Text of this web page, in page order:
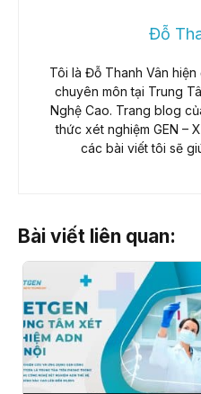
Đỗ
Tôi là Đỗ Thanh Vân
chuyên môn tại Trung
Nghệ Cao. Trang blog
thức xét nghiệm GEN –
các bài viết tôi sẽ
Bài viết liên quan: